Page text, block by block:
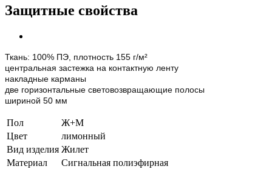
Защитные свойства
Ткань: 100% ПЭ, плотность 155 г/м²
центральная застежка на контактную ленту
накладные карманы
две горизонтальные световозвращающие полосы
шириной 50 мм
Пол
Ж+М
Цвет
лимонный
Вид изделия Жилет
Материал
Сигнальная полиэфирная